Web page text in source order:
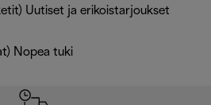
Uutiset ja erikoistarjoukset
Nopea tuki